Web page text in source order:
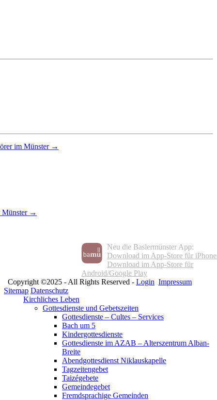
im Münster →
Münster →
Neu die Baslermünster App:
Download im App-Store für
Download im App-Store für
Android/Google Play
Copyright ©2025 - All Rights Reserved - Login Impressum
Sitemap Datenschutz
Kirchliches Leben
Gottesdienste und Gebetszeiten
Gottesdienste – Cultes – Services
Bach um 5
Kindergottesdienste
Gottesdienste im AZAB – Alterszentrum Alban-
Breite
Abendgottesdienst Niklauskapelle
Tagzeitengebet
Taizégebete
Gemeindegebet
Fremdsprachige Gemeinden